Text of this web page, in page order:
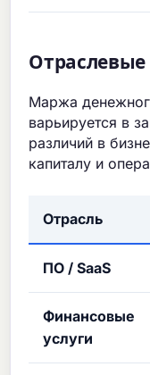
Отраслевые
Маржа
варьируется в
различий в
капиталу и
Отрасль
ПО / SaaS
Финансовые
услуги